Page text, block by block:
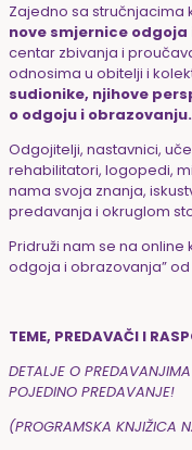
Zajedno sa
nove smjernice
centar zbivanja i
odnosima u obitelji i
sudionike, njihove
o odgoju i obrazovanju.
Odgojitelji, nastavnici,
rehabilitatori, logopedi,
nama svoja znanja,
predavanja i okruglom
Pridruži nam se na online
odgoja i obrazovanja” od
TEME, PREDAVAČI I
DETALJE O
POJEDINO PREDAVANJE!
(PROGRAMSKA KNJIŽICA